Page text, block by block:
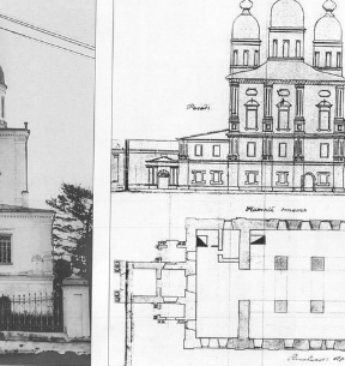
Галерея
Храмы-мученики Архангельска
Троицкий